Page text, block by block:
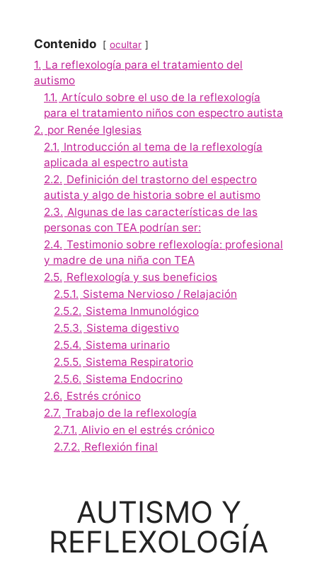
Contenido ocultar
1. La reflexología para el tratamiento del
autismo
1.1. Artículo sobre el uso de la reflexología
para el tratamiento niños con espectro autista
2. por Renée Iglesias
2.1. Introducción al tema de la reflexología
aplicada al espectro autista
2.2. Definición del trastorno del espectro
autista y algo de historia sobre el autismo
2.3. Algunas de las características de las
personas con TEA podrían ser:
2.4. Testimonio sobre reflexología: profesional
y madre de una niña con TEA
2.5. Reflexología y sus beneficios
2.5.1. Sistema Nervioso / Relajación
2.5.2. Sistema Inmunológico
2.5.3. Sistema digestivo
2.5.4. Sistema urinario
2.5.5. Sistema Respiratorio
2.5.6. Sistema Endocrino
2.6. Estrés crónico
2.7. Trabajo de la reflexología
2.7.1. Alivio en el estrés crónico
2.7.2. Reflexión final
AUTISMO Y
REFLEXOLOGÍA